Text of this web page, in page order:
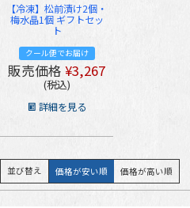
【冷凍】松前漬け2個・
梅水晶1個 ギフトセッ
ト
クール便でお届け
販売価格 ¥3,267
税込
詳細を見る
並び替え 価格が安い順 価格が高い順